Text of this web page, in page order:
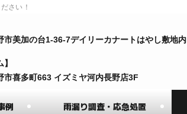
さい！
例 雨漏り調査・応急処置
市美加の台1-36-7デイリーカナートはやし敷地内
市喜多町663 イズミヤ河内⻑野店3F